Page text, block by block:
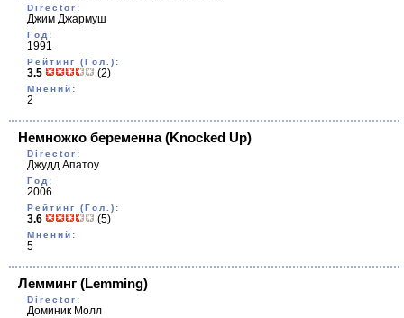
Director:
Джим Джармуш
Год:
1991
Рейтинг (Гол.):
3.5 (2)
Мнений:
2
Немножко беременна(Knocked Up)
Director:
Джудд Апатоy
Год:
2006
Рейтинг (Гол.):
3.6 (5)
Мнений:
5
Лемминг (Lemming)
Director:
Доминик Молл